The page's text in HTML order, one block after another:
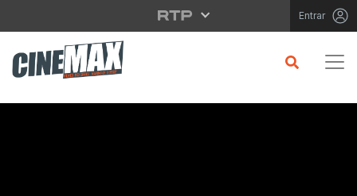
Saltar para o conteúdo principal Entrar
Filme em Cartaz